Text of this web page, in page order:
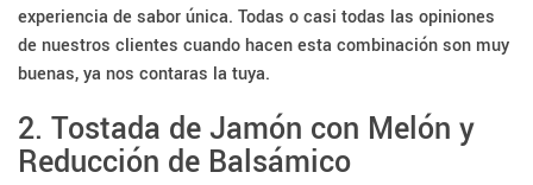
experiencia de sabor única. Todas o casi todas las opiniones
de nuestros clientes cuando hacen esta combinación son muy
buenas, ya nos contaras la tuya.
2. Tostada de Jamón con Melón y
Reducción de Balsámico